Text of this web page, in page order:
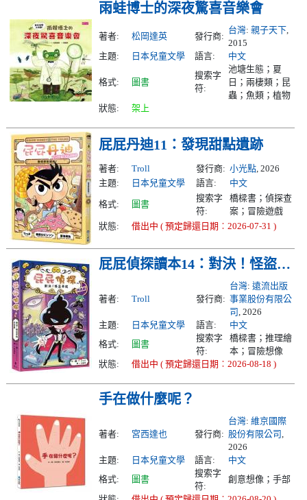
雨蛙博士的深夜驚喜音樂會
著者: 松岡達英 發行商:
台灣: 親子天下,
2015
主題:
日本兒童文學 語言: 中文
格式: 圖書
搜索字
符:
池塘生態；夏
日；兩棲類；昆
蟲；魚類；植物
狀態:
架上
屁屁丹迪11：發現甜點遺跡
著者: Troll 發行商: 小光點, 2026
主題:
日本兒童文學 語言: 中文
格式: 圖書
搜索字
符:
橋樑書；偵探查
案；冒險遊戲
狀態:
借出中 ( 預定歸還日期︰2026-07-31 )
屁屁偵探讀本14：對決！怪盜學院（月亮篇）
著者: Troll 發行商:
台灣: 遠流出版
事業股份有限公
司, 2026
主題:
日本兒童文學 語言:
中文
格式:
圖書
搜索字
符:
橋樑書；推理繪
本；冒險想像
狀態:
借出中 ( 預定歸還日期︰2026-08-18 )
手在做什麼呢？
著者: 宮西達也 發行商:
台灣: 維京國際
股份有限公司,
2026
主題:
日本兒童文學 語言:
中文
格式:
圖書
搜索字
符:
創意想像；手部